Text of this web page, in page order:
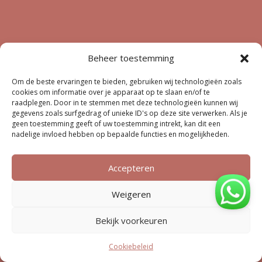
Beheer toestemming
Om de beste ervaringen te bieden, gebruiken wij technologieën zoals
cookies om informatie over je apparaat op te slaan en/of te
raadplegen. Door in te stemmen met deze technologieën kunnen wij
gegevens zoals surfgedrag of unieke ID's op deze site verwerken. Als je
geen toestemming geeft of uw toestemming intrekt, kan dit een
nadelige invloed hebben op bepaalde functies en mogelijkheden.
Accepteren
Weigeren
Bekijk voorkeuren
Cookiebeleid